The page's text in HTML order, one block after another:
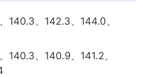
140.3、142.3、144.0、
140.3、140.9、141.2、